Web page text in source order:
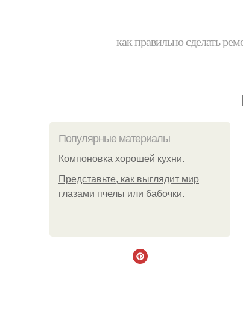
как правильно сделать
Популярные материалы
Компоновка хорошей кухни.
Представьте, как выглядит мир
глазами пчелы или бабочки.